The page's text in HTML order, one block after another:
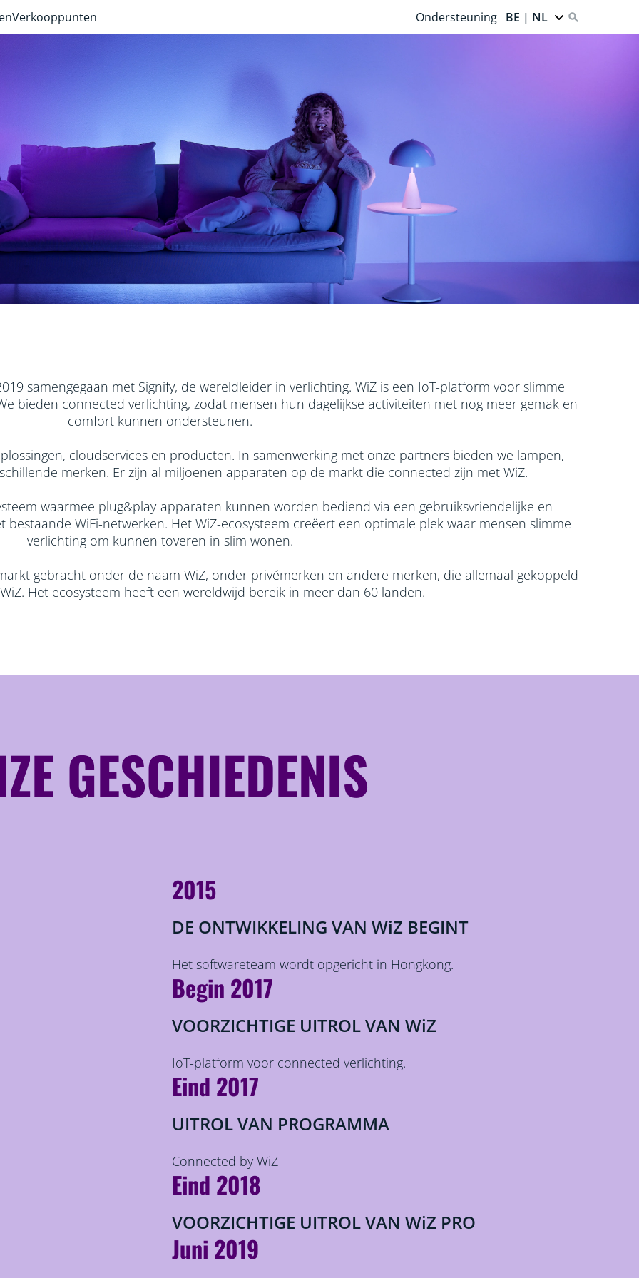
Verkooppunten Ondersteuning BE | NL
samengegaan met Signify, de wereldleider in verlichting. WiZ is een IoT-platform voor slimme
bieden connected verlichting, zodat mensen hun dagelijkse activiteiten met nog meer gemak en
comfort kunnen ondersteunen.
cloudservices en producten. In samenwerking met onze partners bieden we lampen,
merken. Er zijn al miljoenen apparaten op de markt die connected zijn met WiZ.
waarmee plug&play-apparaten kunnen worden bediend via een gebruiksvriendelijke en
WiFi-netwerken. Het WiZ-ecosysteem creëert een optimale plek waar mensen slimme
verlichting om kunnen toveren in slim wonen.
gebracht onder de naam WiZ, onder privémerken en andere merken, die allemaal gekoppeld
Het ecosysteem heeft een wereldwijd bereik in meer dan 60 landen.
GESCHIEDENIS
2015
DE ONTWIKKELING VAN WiZ BEGINT
Het softwareteam wordt opgericht in Hongkong.
Begin 2017
VOORZICHTIGE UITROL VAN WiZ
IoT-platform voor connected verlichting.
Eind 2017
UITROL VAN PROGRAMMA
Connected by WiZ
Eind 2018
VOORZICHTIGE UITROL VAN WiZ PRO
Juni 2019